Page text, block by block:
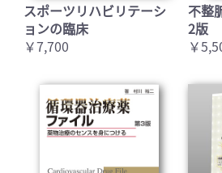
スポーツリハビリテーシ
ョンの臨床
￥7,700
不整
2版
￥